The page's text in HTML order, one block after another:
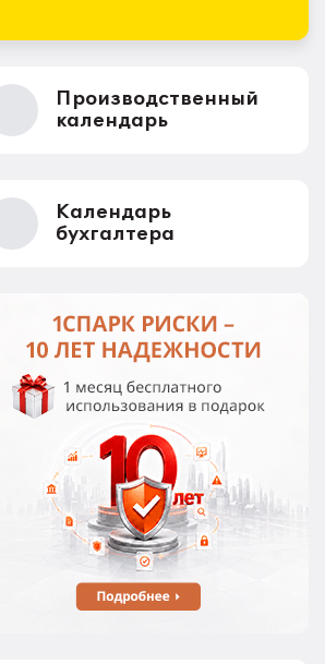
Производственный
календарь
Календарь
бухгалтера